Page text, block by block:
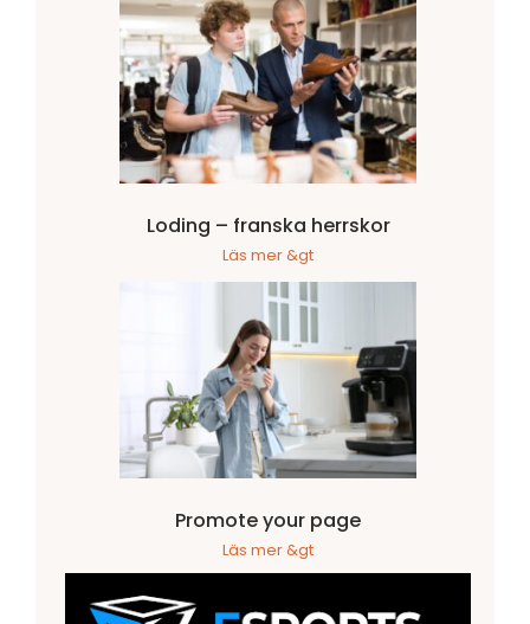
Loding – franska herrskor
Läs mer &gt
Promote your page
Läs mer &gt